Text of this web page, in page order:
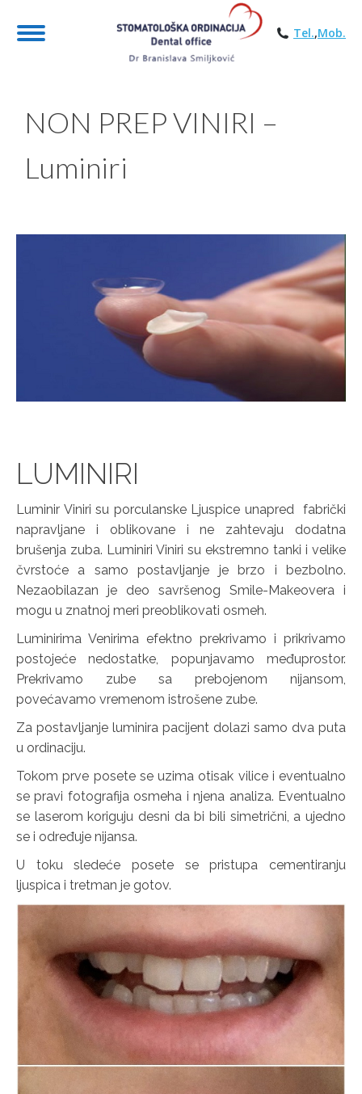
Tel.,Mob.
NON PREP VINIRI –
Luminiri
LUMINIRI
Luminir Viniri su porculanske Ljuspice unapred fabrički
napravljane i oblikovane i ne zahtevaju dodatna
brušenja zuba. Luminiri Viniri su ekstremno tanki i velike
čvrstoće a samo postavljanje je brzo i bezbolno.
Nezaobilazan je deo savršenog Smile-Makeovera i
mogu u znatnoj meri preoblikovati osmeh.
Luminirima Venirima efektno prekrivamo i prikrivamo
postojeće nedostatke, popunjavamo međuprostor.
Prekrivamo zube sa prebojenom nijansom,
povećavamo vremenom istrošene zube.
Za postavljanje luminira pacijent dolazi samo dva puta
u ordinaciju.
Tokom prve posete se uzima otisak vilice i eventualno
se pravi fotografija osmeha i njena analiza. Eventualno
se laserom koriguju desni da bi bili simetrični, a ujedno
se i određuje nijansa.
U toku sledeće posete se pristupa cementiranju
ljuspica i tretman je gotov.